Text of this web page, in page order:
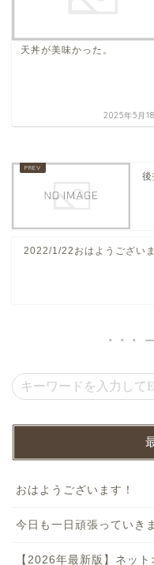
天丼が美味かった。
2025年5月
2022/1/22おはようございま
おはようございます！
今日も一日頑張っていき
【2026年最新版】ネッ